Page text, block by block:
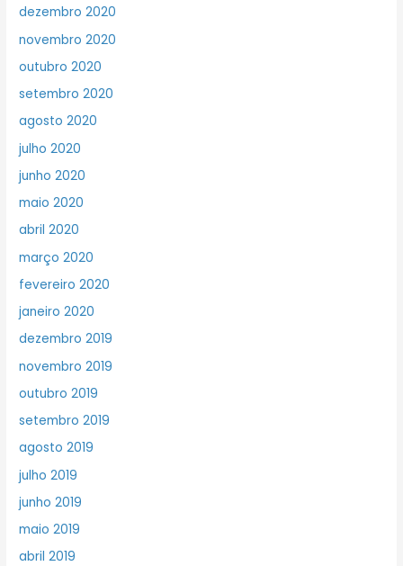
dezembro 2020
novembro 2020
outubro 2020
setembro 2020
agosto 2020
julho 2020
junho 2020
maio 2020
abril 2020
março 2020
fevereiro 2020
janeiro 2020
dezembro 2019
novembro 2019
outubro 2019
setembro 2019
agosto 2019
julho 2019
junho 2019
maio 2019
abril 2019